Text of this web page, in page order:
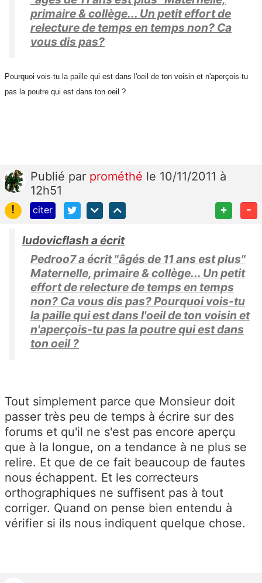
primaire & collège... Un petit effort de
relecture de temps en temps non? Ca
vous dis pas?
Pourquoi vois-tu la paille qui est dans l'oeil de ton voisin et n'aperçois-tu
pas la poutre qui est dans ton oeil ?
Publié par prométhé le 10/11/2011 à
12h51
!
citer + -
ludovicflash a écrit
Pedroo7 a écrit "âgés de 11 ans est plus"
Maternelle, primaire & collège... Un petit
effort de relecture de temps en temps
non? Ca vous dis pas? Pourquoi vois-tu
la paille qui est dans l'oeil de ton voisin et
n'aperçois-tu pas la poutre qui est dans
ton oeil ?
Tout simplement parce que Monsieur doit
passer très peu de temps à écrire sur des
forums et qu'il ne s'est pas encore aperçu
que à la longue, on a tendance à ne plus se
relire. Et que de ce fait beaucoup de fautes
nous échappent. Et les correcteurs
orthographiques ne suffisent pas à tout
corriger. Quand on pense bien entendu à
vérifier si ils nous indiquent quelque chose.